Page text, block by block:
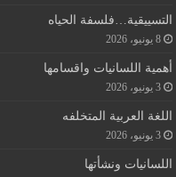
التسييقية…فلسفة الحياه
8 يونيو، 2026
أهمية اللسانيات واقسامها
3 يونيو، 2026
اللغة العربية المتخلفه
3 يونيو، 2026
اللسانيات ونشأتها